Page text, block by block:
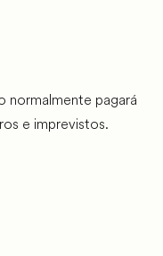
normalmente pagará
e imprevistos.